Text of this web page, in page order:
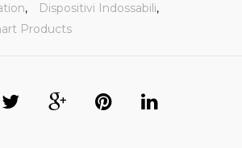
, Dispositivi Indossabili,
Products